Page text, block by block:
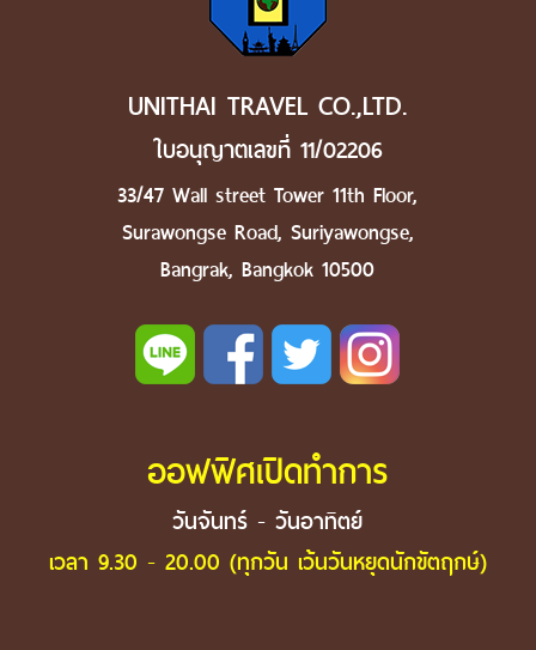
UNITHAI TRAVEL CO.,LTD.
ใบอนุญาตเลขที่ 11/02206
33/47 Wall street Tower 11th Floor,
Surawongse Road, Suriyawongse,
Bangrak, Bangkok 10500
ออฟฟิศเปิดทำการ
วันจันทร์ - วันอาทิตย์
เวลา 9.30 - 20.00 (ทุกวัน เว้นวันหยุดนักขัตฤกษ์)